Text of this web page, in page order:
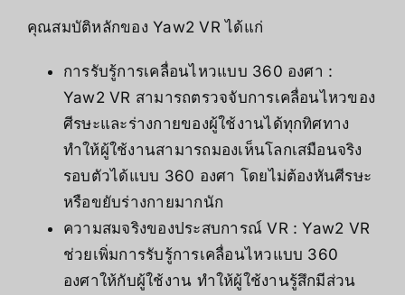
คุณสมบัติหลักของ Yaw2 VR ได้แก่
การรับรู้การเคลื่อนไหวแบบ 360 องศา :
Yaw2 VR สามารถตรวจจับการเคลื่อนไหวของ
ศีรษะและร่างกายของผู้ใช้งานได้ทุกทิศทาง
ทำให้ผู้ใช้งานสามารถมองเห็นโลกเสมือนจริง
รอบตัวได้แบบ 360 องศา โดยไม่ต้องหันศีรษะ
หรือขยับร่างกายมากนัก
ความสมจริงของประสบการณ์ VR : Yaw2 VR
ช่วยเพิ่มการรับรู้การเคลื่อนไหวแบบ 360
องศาให้กับผู้ใช้งาน ทำให้ผู้ใช้งานรู้สึกมีส่วน